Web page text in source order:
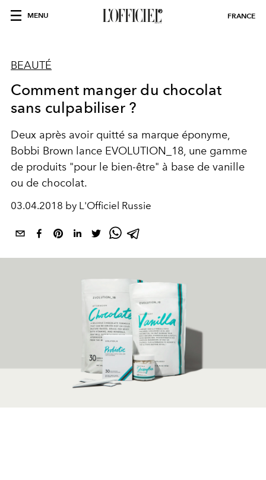
MENU FRANCE
BEAUTÉ
Comment manger du chocolat
sans culpabiliser ?
Deux après avoir quitté sa marque éponyme,
Bobbi Brown lance EVOLUTION_18, une gamme
de produits "pour le bien-être" à base de vanille
ou de chocolat.
03.04.2018 by L'Officiel Russie